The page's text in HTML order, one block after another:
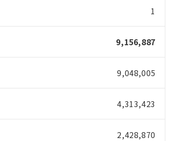
1
9,156,887
9,048,005
4,313,423
2,428,870